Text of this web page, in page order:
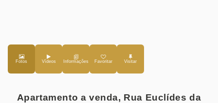
Fotos Vídeos Favoritar
Apartamento a venda, Rua Euclídes da